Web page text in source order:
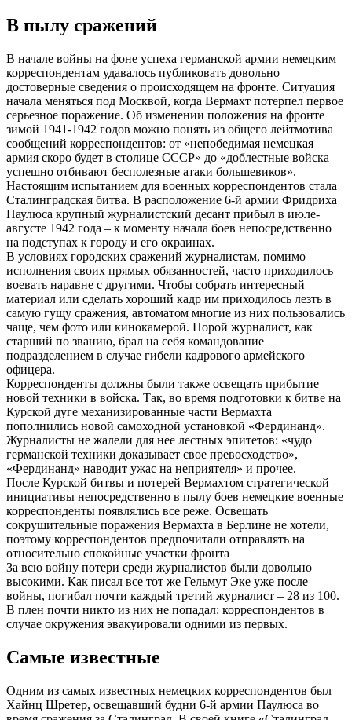
В пылу сражений
В начале войны на фоне успеха германской армии немецким
корреспондентам удавалось публиковать довольно
достоверные сведения о происходящем на фронте. Ситуация
начала меняться под Москвой, когда Вермахт потерпел первое
серьезное поражение. Об изменении положения на фронте
зимой 1941-1942 годов можно понять из общего лейтмотива
сообщений корреспондентов: от «непобедимая немецкая
армия скоро будет в столице СССР» до «доблестные войска
успешно отбивают бесполезные атаки большевиков».
Настоящим испытанием для военных корреспондентов стала
Сталинградская битва. В расположение 6-й армии Фридриха
Паулюса крупный журналистский десант прибыл в июле-
августе 1942 года – к моменту начала боев непосредственно
на подступах к городу и его окраинах.
В условиях городских сражений журналистам, помимо
исполнения своих прямых обязанностей, часто приходилось
воевать наравне с другими. Чтобы собрать интересный
материал или сделать хороший кадр им приходилось лезть в
самую гущу сражения, автоматом многие из них пользовались
чаще, чем фото или кинокамерой. Порой журналист, как
старший по званию, брал на себя командование
подразделением в случае гибели кадрового армейского
офицера.
Корреспонденты должны были также освещать прибытие
новой техники в войска. Так, во время подготовки к битве на
Курской дуге механизированные части Вермахта
пополнились новой самоходной установкой «Фердинанд».
Журналисты не жалели для нее лестных эпитетов: «чудо
германской техники доказывает свое превосходство»,
«Фердинанд» наводит ужас на неприятеля» и прочее.
После Курской битвы и потерей Вермахтом стратегической
инициативы непосредственно в пылу боев немецкие военные
корреспонденты появлялись все реже. Освещать
сокрушительные поражения Вермахта в Берлине не хотели,
поэтому корреспондентов предпочитали отправлять на
относительно спокойные участки фронта
За всю войну потери среди журналистов были довольно
высокими. Как писал все тот же Гельмут Эке уже после
войны, погибал почти каждый третий журналист – 28 из 100.
В плен почти никто из них не попадал: корреспондентов в
случае окружения эвакуировали одними из первых.
Самые известные
Одним из самых известных немецких корреспондентов был
Хайнц Шретер, освещавший будни 6-й армии Паулюса во